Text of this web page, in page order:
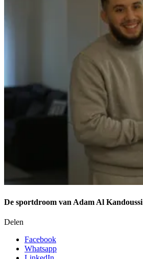
De sportdroom van Adam Al Kandoussi
Delen
Facebook
Whatsapp